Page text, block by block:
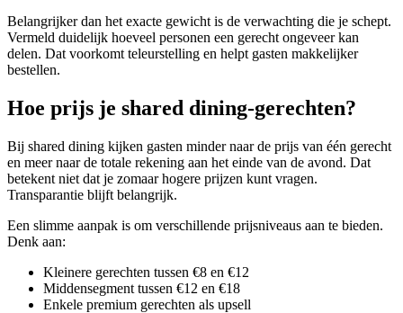
Belangrijker dan het exacte gewicht is de verwachting die je schept.
Vermeld duidelijk hoeveel personen een gerecht ongeveer kan
delen. Dat voorkomt teleurstelling en helpt gasten makkelijker
bestellen.
Hoe prijs je shared dining-gerechten?
Bij shared dining kijken gasten minder naar de prijs van één gerecht
en meer naar de totale rekening aan het einde van de avond. Dat
betekent niet dat je zomaar hogere prijzen kunt vragen.
Transparantie blijft belangrijk.
Een slimme aanpak is om verschillende prijsniveaus aan te bieden.
Denk aan:
Kleinere gerechten tussen €8 en €12
Middensegment tussen €12 en €18
Enkele premium gerechten als upsell